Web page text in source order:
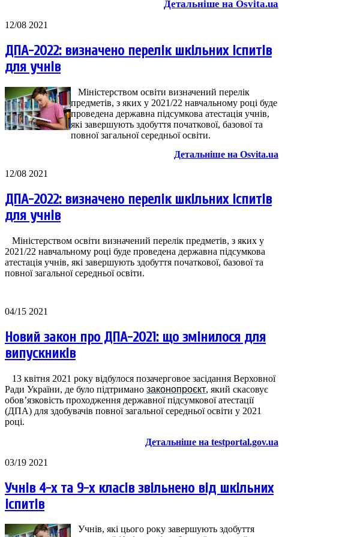
Детальніше на Osvita.ua
12/08 2021
ДПА-2022: визначено перелік шкільних іспитів
для учнів
Міністерством освіти визначений перелік
предметів, з яких у 2021/22 навчальному році буде
проведена державна підсумкова атестація учнів,
які завершують здобуття початкової, базової та
повної загальної середньої освіти.
Детальніше на Osvita.ua
12/08 2021
ДПА-2022: визначено перелік шкільних іспитів
для учнів
Міністерством освіти визначений перелік предметів, з яких у
2021/22 навчальному році буде проведена державна підсумкова
атестація учнів, які завершують здобуття початкової, базової та
повної загальної середньої освіти.
04/15 2021
Новий закон про ДПА-2021: що змінилося для
випускників
13 квітня 2021 року відбулося позачерговое засідання Верховної
Ради України, де було підтримано законопроєкт, який скасовує
обов’язковість проходження державної підсумкової атестації
(ДПА) для здобувачів повної загальної середньої освіти у 2021
році.
Детальніше на testportal.gov.ua
03/19 2021
Учнів 4-х та 9-х класів звільнено від шкільних
іспитів
Учнів, які цього року завершують здобуття